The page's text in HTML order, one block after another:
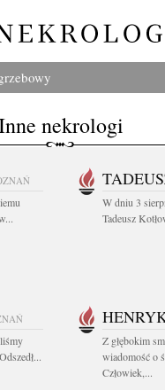
nekrologi
W dniu 3
Tadeusz
Z głębokim
wiadomość o
Człowiek,...